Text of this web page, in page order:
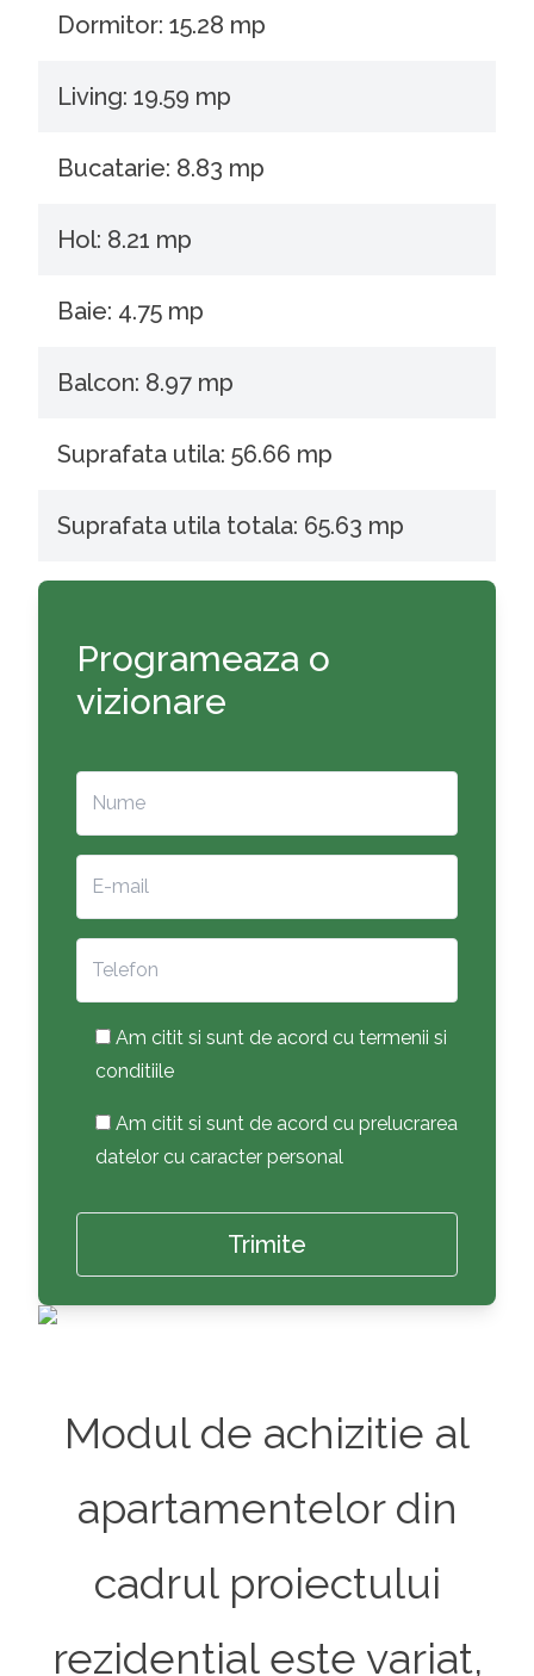
Dormitor: 15.28 mp
Living: 19.59 mp
Bucatarie: 8.83 mp
Hol: 8.21 mp
Baie: 4.75 mp
Balcon: 8.97 mp
Suprafata utila: 56.66 mp
Suprafata utila totala: 65.63 mp
Programeaza o
vizionare
Am citit si sunt de acord cu termenii si
conditiile
Am citit si sunt de acord cu prelucrarea
datelor cu caracter personal
Modul de achizitie al
apartamentelor din
cadrul proiectului
rezidential este variat,